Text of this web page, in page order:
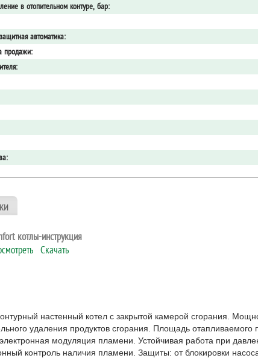
в отопительном контуре, бар:
автоматика:
продажи:
котлы-инструкция
Скачать
настенный котел с закрытой камерой сгорания.
удаления продуктов сгорания. Площадь
модуляция пламени. Устойчивая работа при
контроль наличия пламени. Защиты: от блокировки